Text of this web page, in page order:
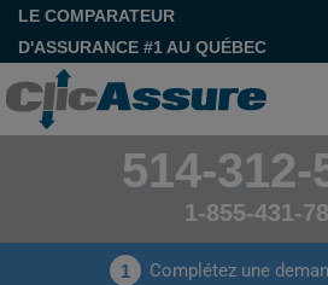
LE COMPARATEUR
D'ASSURANCE #1 AU QUÉBEC
514-312-
1-855-431-
1 Complétez une